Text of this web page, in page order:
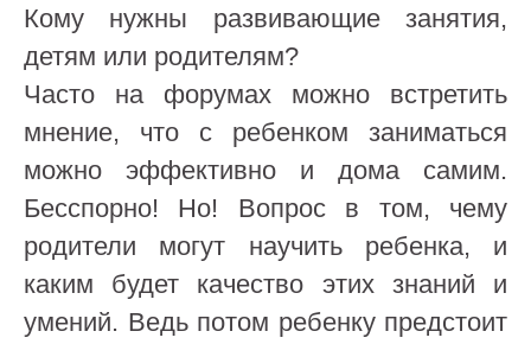
Кому нужны развивающие занятия,
детям или родителям?
Часто на форумах можно встретить
мнение, что с ребенком заниматься
можно эффективно и дома самим.
Бесспорно! Но! Вопрос в том, чему
родители могут научить ребенка, и
каким будет качество этих знаний и
умений. Ведь потом ребенку предстоит